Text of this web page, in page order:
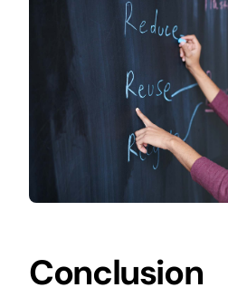
Conclusion